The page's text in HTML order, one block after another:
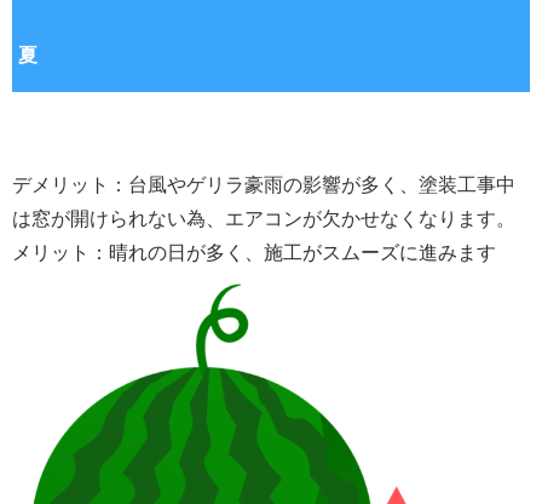
夏
デメリット：台風やゲリラ豪雨の影響が多く、塗装工事中
は窓が開けられない為、エアコンが欠かせなくなります。
メリット：晴れの日が多く、施工がスムーズに進みます